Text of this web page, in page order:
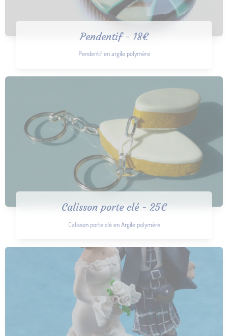
Pendentif - 18€
Pendentif en argile polymère
Calisson porte clé - 25€
Calisson porte clé en Argile polymère